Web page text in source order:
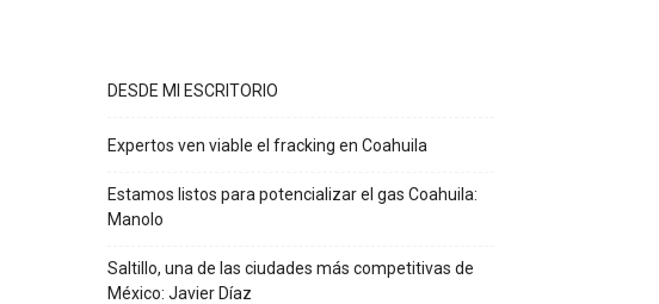
DESDE MI ESCRITORIO
Expertos ven viable el fracking en Coahuila
Estamos listos para potencializar el gas Coahuila:
Manolo
Saltillo, una de las ciudades más competitivas de
México: Javier Díaz